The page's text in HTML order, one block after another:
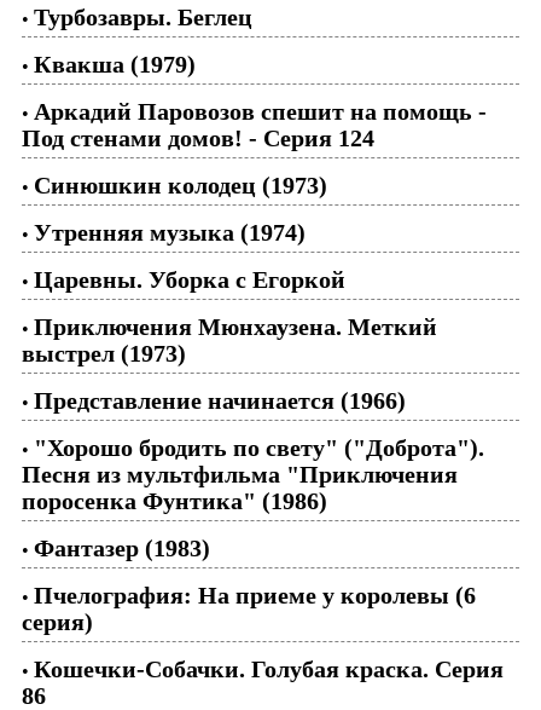
• Турбозавры. Беглец
• Квакша (1979)
• Аркадий Паровозов спешит на помощь -
Под стенами домов! - Серия 124
• Синюшкин колодец (1973)
• Утренняя музыка (1974)
• Царевны. Уборка с Егоркой
• Приключения Мюнхаузена. Меткий
выстрел (1973)
• Представление начинается (1966)
• "Хорошо бродить по свету" ("Доброта").
Песня из мультфильма "Приключения
поросенка Фунтика" (1986)
• Фантазер (1983)
• Пчелография: На приеме у королевы (6
серия)
• Кошечки-Собачки. Голубая краска. Серия
86